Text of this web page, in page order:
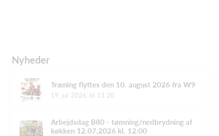
Nyheder
Træning flyttes den 10. august 2026 fra W9
19. jul. 2026, kl. 11.20
Arbejdsdag B80 - tømning/nedbrydning af
køkken 12.07,2026 kl. 12:00